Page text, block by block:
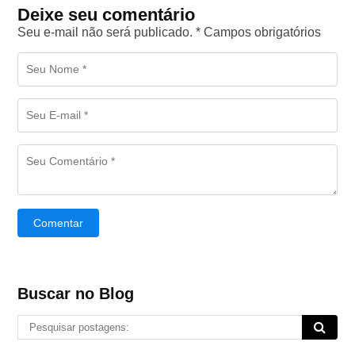
Deixe seu comentário
Seu e-mail não será publicado. * Campos obrigatórios
Comentar
Buscar no Blog